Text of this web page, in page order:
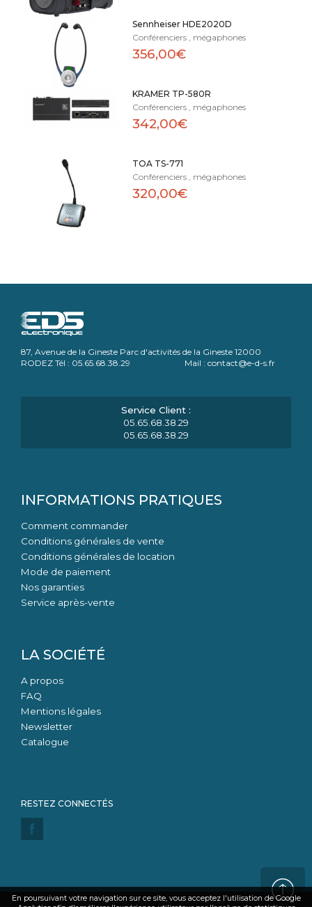
Sennheiser HDE2020D
Conférenciers , mégaphones
356,00€
KRAMER TP-580R
Conférenciers , mégaphones
342,00€
TOA TS-771
Conférenciers , mégaphones
320,00€
87, Avenue de la Gineste Parc d'activités de la Gineste 12000
RODEZ Tél : 05.65.68.38.29 Mail : contact@e-d-s.fr
05.65.68.38.29
05.65.68.38.29
INFORMATIONS PRATIQUES
Comment commander
Conditions générales de vente
Conditions générales de location
Mode de paiement
Nos garanties
Service après-vente
LA SOCIÉTÉ
A propos
FAQ
Mentions légales
Newsletter
Catalogue
En poursuivant votre navigation sur ce site, vous acceptez l'utilisation de Google